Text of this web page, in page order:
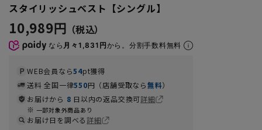
スタイリッシュベスト【シングル】
10,989円
なら 月々1,831円から。分割手数料無料
WEB会員なら54pt獲得
送料 全国一律550円（店舗受取なら無料）
お届けから 8 日以内の返品交換可詳細
一部対象外商品あり
お届け日を調べる詳細